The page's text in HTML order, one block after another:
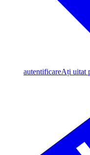
autentificareAți uitat